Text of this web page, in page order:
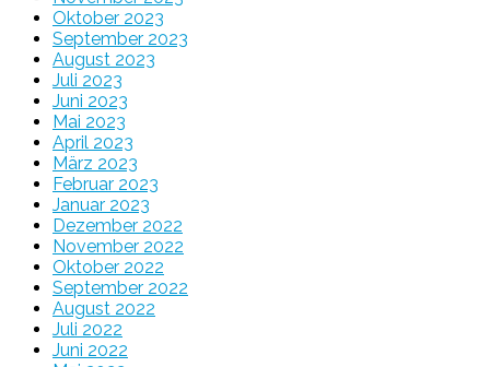
Oktober 2023
September 2023
August 2023
Juli 2023
Juni 2023
Mai 2023
April 2023
März 2023
Februar 2023
Januar 2023
Dezember 2022
November 2022
Oktober 2022
September 2022
August 2022
Juli 2022
Juni 2022